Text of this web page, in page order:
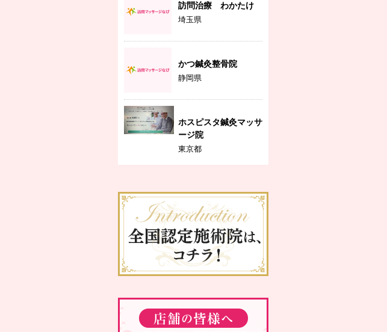
訪問治療 わかたけ
埼玉県
かつ鍼灸整骨院
静岡県
ホスピスタ鍼灸マッサ
ージ院
東京都